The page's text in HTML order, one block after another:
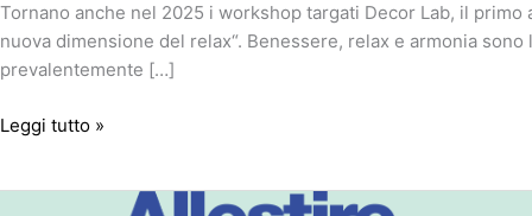
Tornano anche nel 2025 i workshop targati Decor Lab, il
nuova dimensione del relax“. Benessere, relax e armonia
prevalentemente […]
Leggi tutto »